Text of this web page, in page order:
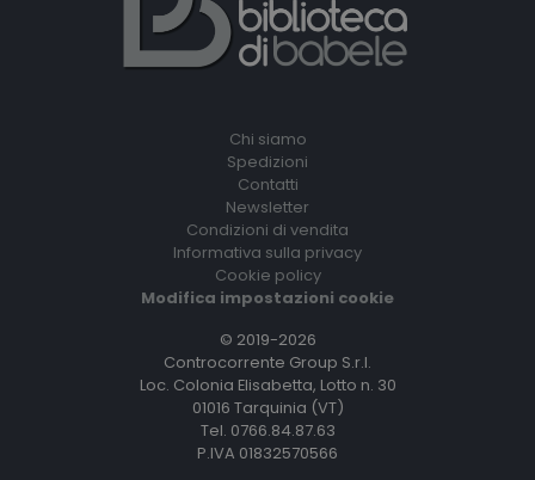
Chi siamo
Spedizioni
Contatti
Newsletter
Condizioni di vendita
Informativa sulla privacy
Cookie policy
Modifica impostazioni cookie
© 2019-2026
Controcorrente Group S.r.l.
Loc. Colonia Elisabetta, Lotto n. 30
01016 Tarquinia (VT)
Tel. 0766.84.87.63
P.IVA 01832570566